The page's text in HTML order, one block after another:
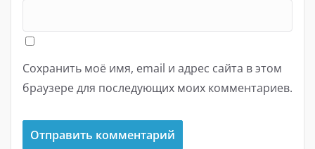
Сохранить моё имя, email и адрес сайта в этом
браузере для последующих моих комментариев.